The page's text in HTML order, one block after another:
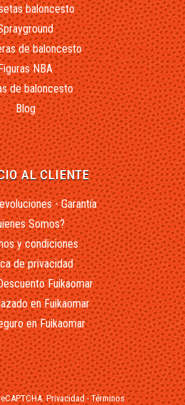
baloncesto
de baloncesto
NBA
de baloncesto
Blog
AL CLIENTE
- Garantía
Somos?
y condiciones
de privacidad
Fuikaomar
en Fuikaomar
en Fuikaomar
Privacidad-Términos